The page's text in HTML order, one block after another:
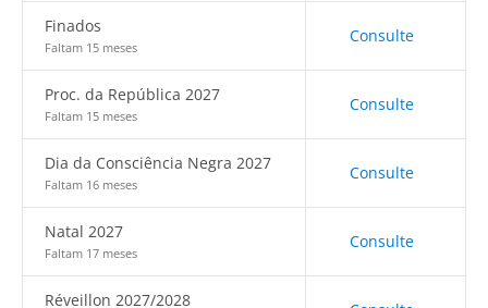
Finados
Faltam 15 meses
Consulte
Proc. da República 2027
Faltam 15 meses
Consulte
Dia da Consciência Negra 2027
Faltam 16 meses
Consulte
Natal 2027
Faltam 17 meses
Consulte
Réveillon 2027/2028